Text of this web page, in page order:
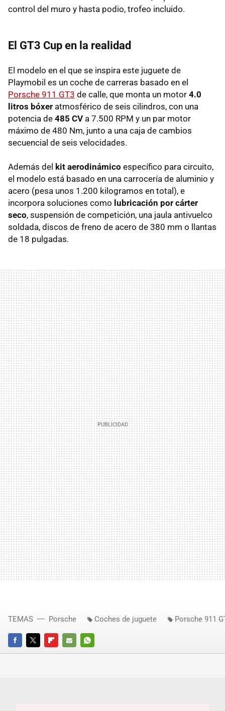
control del muro y hasta podio, trofeo incluido.
El GT3 Cup en la realidad
El modelo en el que se inspira este juguete de
Playmobil es un coche de carreras basado en el
Porsche 911 GT3 de calle, que monta un motor 4.0
litros bóxer atmosférico de seis cilindros, con una
potencia de 485 CV a 7.500 RPM y un par motor
máximo de 480 Nm, junto a una caja de cambios
secuencial de seis velocidades.
Además del kit aerodinámico específico para circuito,
el modelo está basado en una carrocería de aluminio y
acero (pesa unos 1.200 kilogramos en total), e
incorpora soluciones como lubricación por cárter
seco, suspensión de competición, una jaula antivuelco
soldada, discos de freno de acero de 380 mm o llantas
de 18 pulgadas.
FACEBOOKTWITTERFLIPBOARD
E-
WHATSAPP
TEMAS Porsche Coches de juguete Porsche 911